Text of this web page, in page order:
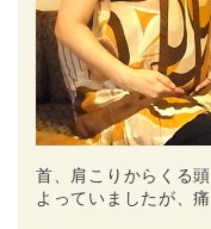
首、肩こりからくる
よっていましたが、